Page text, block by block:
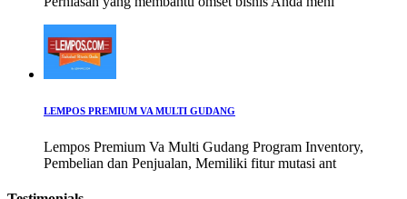
LEMPOS PREMIUM VA MULTI GUDANG
Lempos Premium Va Multi Gudang Program Inventory,
Pembelian dan Penjualan, Memiliki fitur mutasi ant